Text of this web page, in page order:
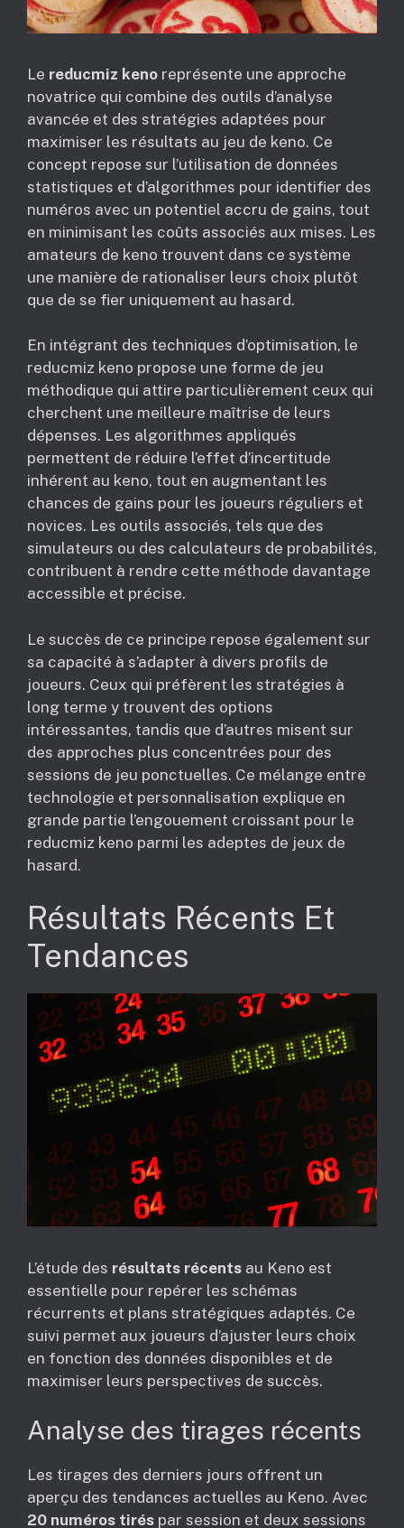
Le reducmiz keno représente une approche
novatrice qui combine des outils d’analyse
avancée et des stratégies adaptées pour
maximiser les résultats au jeu de keno. Ce
concept repose sur l’utilisation de données
statistiques et d’algorithmes pour identifier des
numéros avec un potentiel accru de gains, tout
en minimisant les coûts associés aux mises. Les
amateurs de keno trouvent dans ce système
une manière de rationaliser leurs choix plutôt
que de se fier uniquement au hasard.
En intégrant des techniques d’optimisation, le
reducmiz keno propose une forme de jeu
méthodique qui attire particulièrement ceux qui
cherchent une meilleure maîtrise de leurs
dépenses. Les algorithmes appliqués
permettent de réduire l’effet d’incertitude
inhérent au keno, tout en augmentant les
chances de gains pour les joueurs réguliers et
novices. Les outils associés, tels que des
simulateurs ou des calculateurs de probabilités,
contribuent à rendre cette méthode davantage
accessible et précise.
Le succès de ce principe repose également sur
sa capacité à s’adapter à divers profils de
joueurs. Ceux qui préfèrent les stratégies à
long terme y trouvent des options
intéressantes, tandis que d’autres misent sur
des approches plus concentrées pour des
sessions de jeu ponctuelles. Ce mélange entre
technologie et personnalisation explique en
grande partie l’engouement croissant pour le
reducmiz keno parmi les adeptes de jeux de
hasard.
Résultats Récents Et
Tendances
L’étude des résultats récents au Keno est
essentielle pour repérer les schémas
récurrents et plans stratégiques adaptés. Ce
suivi permet aux joueurs d’ajuster leurs choix
en fonction des données disponibles et de
maximiser leurs perspectives de succès.
Analyse des tirages récents
Les tirages des derniers jours offrent un
aperçu des tendances actuelles au Keno. Avec
20 numéros tirés par session et deux sessions